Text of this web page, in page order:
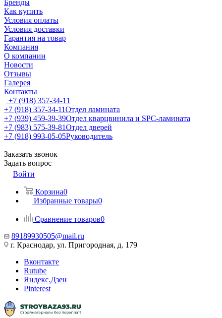
Бренды
Как купить
Условия оплаты
Условия доставки
Гарантия на товар
Компания
О компании
Новости
Отзывы
Галерея
Контакты
+7 (918) 357-34-11
+7 (918) 357-34-11Отдел ламината
+7 (939) 459-39-39Отдел кварцвинила и SPC-ламината
+7 (983) 575-39-81Отдел дверей
+7 (918) 993-05-05Руководитель
Заказать звонок
Задать вопрос
Войти
Корзина0
Избранные товары0
Сравнение товаров0
89189930505@mail.ru
г. Краснодар, ул. Пригородная, д. 179
Вконтакте
Rutube
Яндекс.Дзен
Pinterest